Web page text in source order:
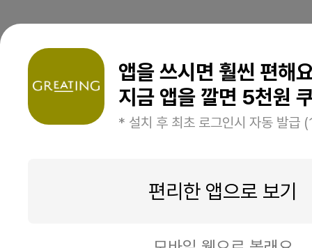
앱을 쓰시면 훨씬 편해
지금 앱을 깔면 5천원
* 설치 후 최초 로그인시 자동 발급
편리한 앱으로 보기